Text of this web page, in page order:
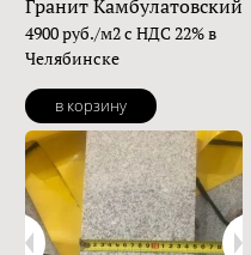
Гранит Камбулатовский
4900 руб./м2 с НДС 22% в
Челябинске
в корзину